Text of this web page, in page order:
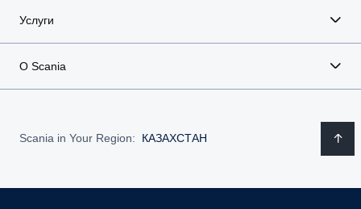
Услуги
О Scania
Scania in Your Region: КАЗАХСТАН